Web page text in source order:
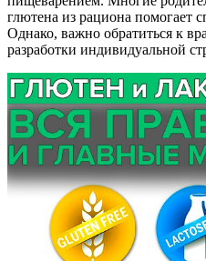
глютена из рациона помогает
Однако, важно обратиться к
разработки индивидуальной